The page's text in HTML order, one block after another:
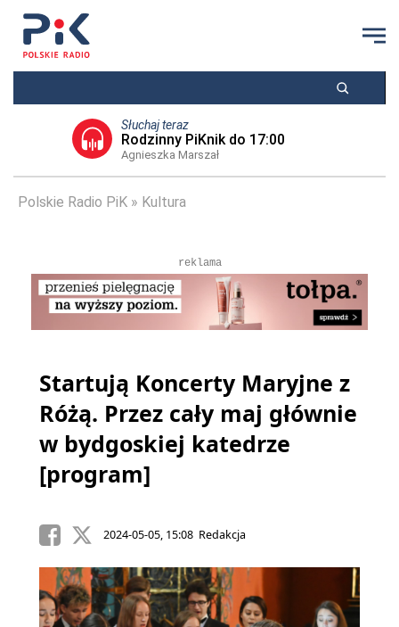
Słuchaj teraz
Rodzinny PiKnik do 17:00
Agnieszka Marszał
Polskie Radio PiK Kultura
reklama
Startują Koncerty Maryjne z
Różą. Przez cały maj głównie
w bydgoskiej katedrze
[program]
2024-05-05, 15:08 Redakcja